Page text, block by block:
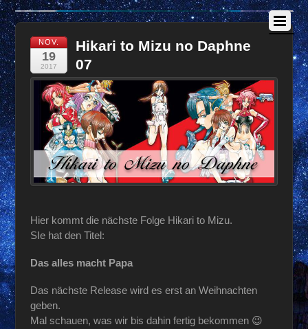
NOV.
19
2017
Hikari to Mizu no Daphne
07
Hier kommt die nächste Folge Hikari to Mizu.
SIe hat den Titel:
Das alles macht Papa
Das nächste Release wird es erst an Weihnachten
geben.
Mal schauen, was wir bis dahin fertig bekommen 😉